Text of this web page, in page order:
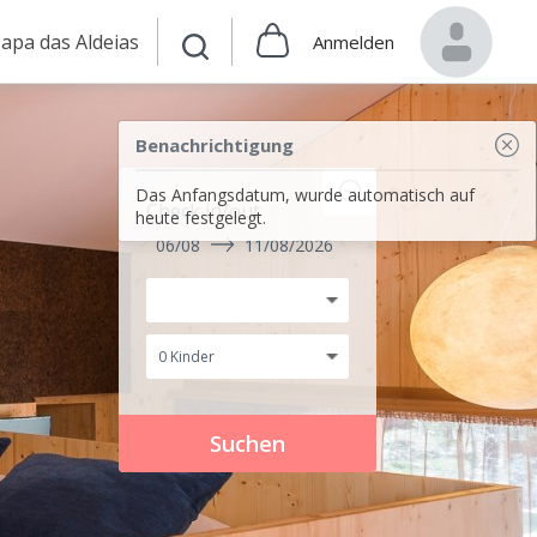
das Aldeias Anmelden
Benachrichtigung
Das Anfangsdatum, wurde automatisch auf
heute festgelegt.
Check in/out
06/08 11/08/2026